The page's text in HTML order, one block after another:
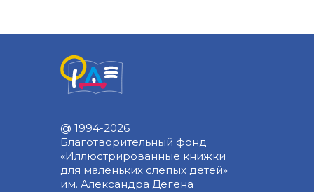
@ 1994-2026
Благотворительный фонд
«Иллюстрированные книжки
для маленьких слепых детей»
им. Александра Дегена